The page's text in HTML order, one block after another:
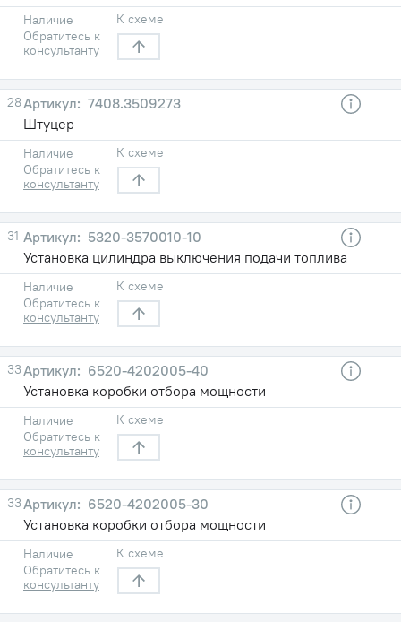
Наличие
Обратитесь к
консультанту
К схеме
28
7408.3509273
Штуцер
Наличие
Обратитесь к
консультанту
К схеме
31
5320-3570010-10
Установка цилиндра выключения подачи топлива
Наличие
Обратитесь к
консультанту
К схеме
33
6520-4202005-40
Установка коробки отбора мощности
Наличие
Обратитесь к
консультанту
К схеме
33
6520-4202005-30
Установка коробки отбора мощности
Наличие
Обратитесь к
консультанту
К схеме